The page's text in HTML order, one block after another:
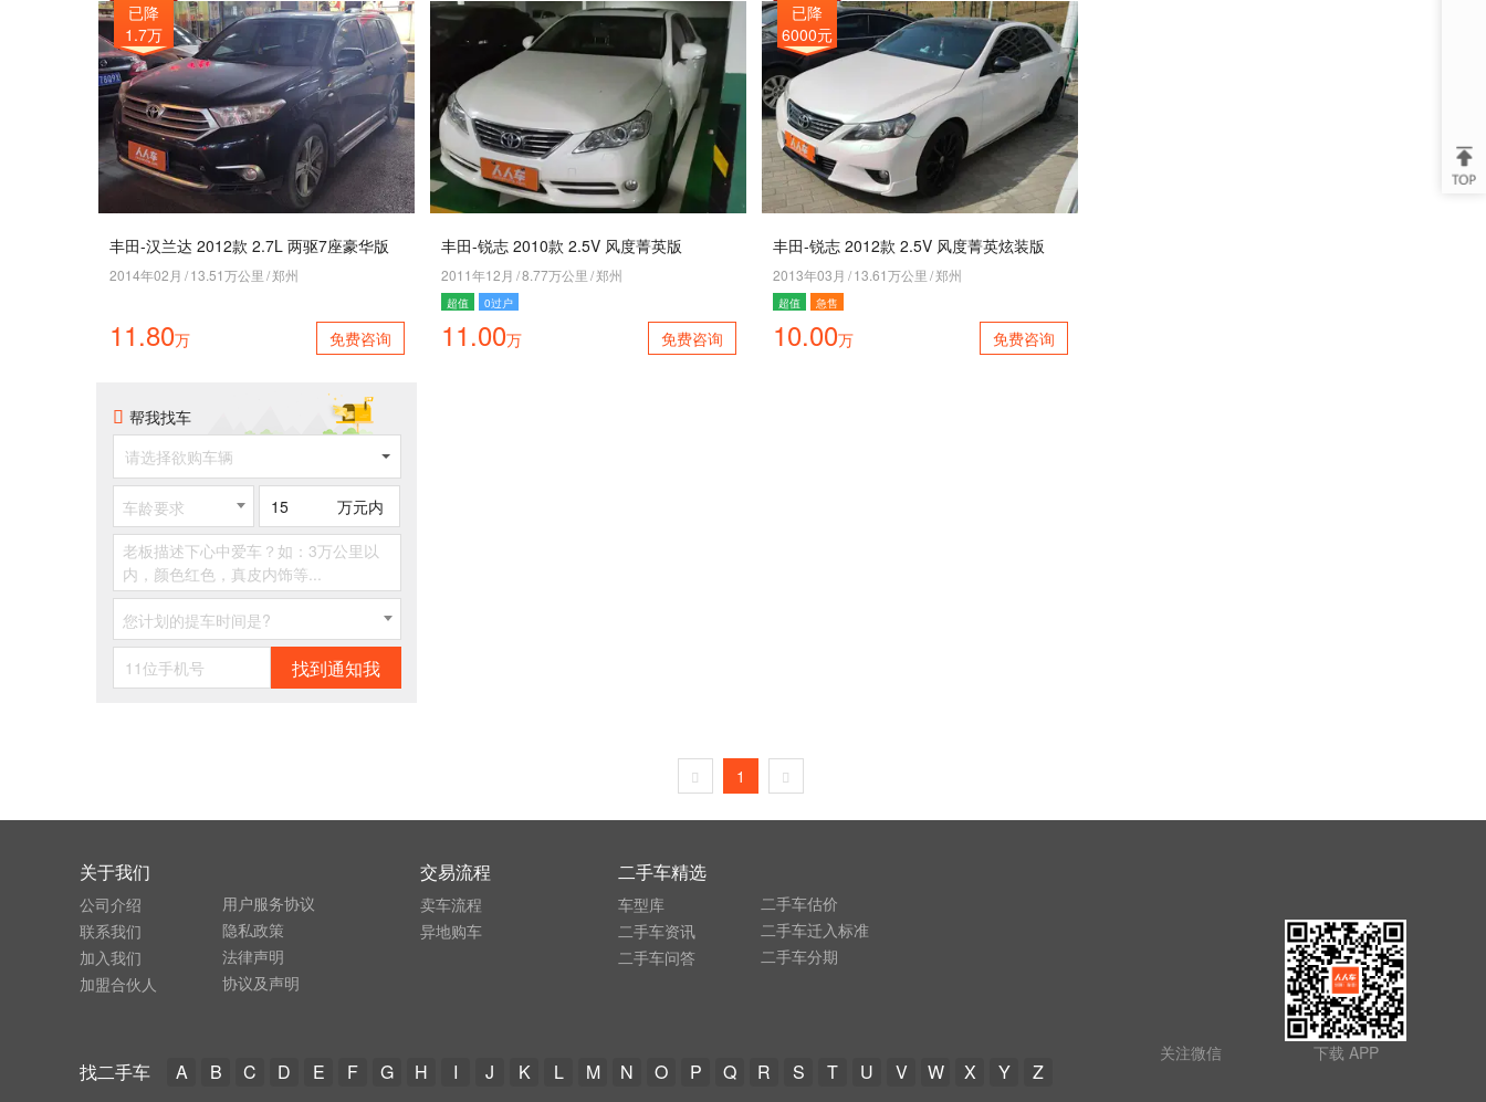
已降
1.7万
丰田-汉兰达 2012款 2.7L 两驱7座豪华版
2014年02月 /13.51万公里 /郑州
11.80万 免费咨询
丰田-锐志 2010款 2.5V 风度菁英版
2011年12月 /8.77万公里 /郑州
超值 0过户
11.00万 免费咨询
已降
6000元
丰田-锐志 2012款 2.5V 风度菁英炫装版
2013年03月 /13.61万公里 /郑州
超值 急售
10.00万 免费咨询
帮我找车
请选择欲购车辆
车龄要求 万元内
您计划的提车时间是?
找到通知我
1
关于我们
公司介绍
联系我们
加入我们
加盟合伙人
用户服务协议
隐私政策
法律声明
协议及声明
交易流程
卖车流程
异地购车
二手车精选
车型库
二手车资讯
二手车问答
二手车估价
二手车迁入标准
二手车分期
找二手车 A B C D E F G H I J K L M N O P Q R S T U V W X Y Z
关注微信 下载 APP